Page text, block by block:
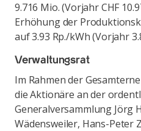
9.716 Mio. (Vorjahr CHF
Erhöhung der
auf 3.93 Rp./kWh (Vorjahr
Verwaltungsrat
Im Rahmen der
die Aktionäre an der
Generalversammlung Jörg
Wädensweiler, Hans-Peter